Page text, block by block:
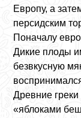
Европу, а
персидским
Поначалу
Дикие плоды
безвкусную
Древние
«яблоками